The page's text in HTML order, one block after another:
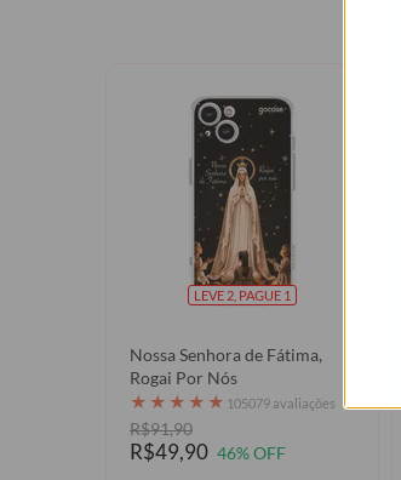
LEVE 2, PAGUE 1
Nossa Senhora de Fátima,
Rogai Por Nós
★ ★ ★ ★ ★ 105079 avaliações
R$91,90
R$49,90 46% OFF